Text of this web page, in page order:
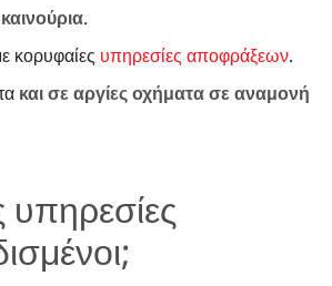
.
κορυφαίες υπηρεσίες αποφράξεων.
και σε αργίες οχήματα σε αναμονή
υπηρεσίες